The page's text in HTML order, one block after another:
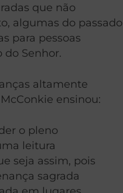
que não
algumas do passado
para pessoas
do Senhor.
altamente
ensinou:
o pleno
leitura
seja assim, pois
sagrada